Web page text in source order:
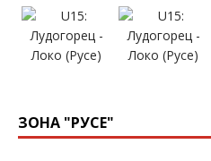
ЗОНА "РУСЕ"